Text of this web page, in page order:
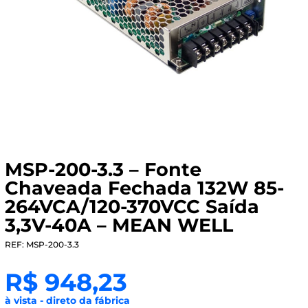
MSP-200-3.3 – Fonte
Chaveada Fechada 132W 85-
264VCA/120-370VCC Saída
3,3V-40A – MEAN WELL
REF: MSP-200-3.3
R$948,23
à vista - direto da fábrica